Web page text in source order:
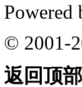
Powered
© 2001-
返回顶部